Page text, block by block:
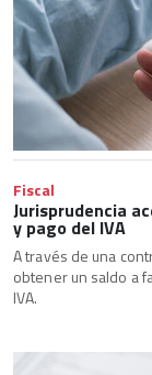
Fiscal
Jurisprudencia
y pago del IVA
A través de una
obtener un saldo a
IVA.